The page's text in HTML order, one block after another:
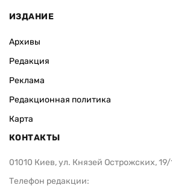
ИЗДАНИЕ
Архивы
Редакция
Реклама
Редакционная политика
Карта
КОНТАКТЫ
01010 Киев, ул. Князей Острожских, 19/
Телефон редакции: